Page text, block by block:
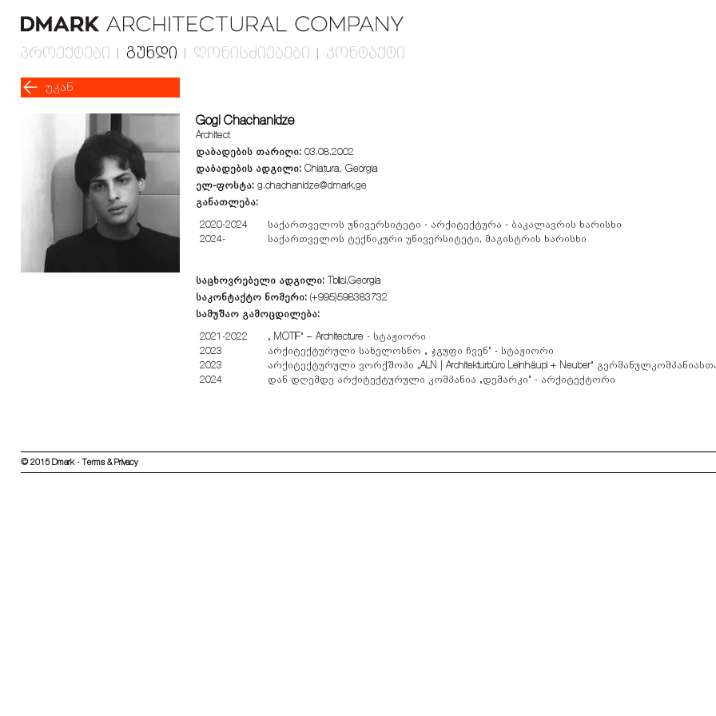
პროექტები გუნდი ღონისძიებები კონტაქტი
უკან
Gogi Chachanidze
Architect
დაბადების თარიღი: 03.08.2002
დაბადების ადგილი: Chiatura, Georgia
ელ-ფოსტა: g.chachanidze@dmark.ge
განათლება:
2020-2024
საქართველოს უნივერსიტეტი - არქიტექტურა - ბაკალავრის ხარისხი
2024-
საქართველოს ტექნიკური უნივერსიტეტი, მაგისტრის ხარისხი
საცხოვრებელი ადგილი: Tbilisi,Georgia
საკონტაქტო ნომერი: (+995)598383732
სამუშაო გამოცდილება:
2021-2022
„ MOTIF” – Architecture - სტაჟიორი
2023
არქიტექტურული სახელოსნო „ ჯგუფი ჩვენ“ - სტაჟიორი
2023
არქიტექტურული ვორქშოპი „ALN | Architekturbüro Leinhäupl + Neuber” გერმანულ
2024
დან დღემდე არქიტექტურული კომპანია „დემარკი“ - არქიტექტორი
© 2015 Dmark - Terms & Privacy